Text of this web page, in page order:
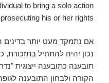
to bring a solo action
prosecuting his or her rights."
אם נתמקד מעט יותר בדינים
נכון יהיה להתחיל בתזכורת,
תובענה כתובענה ייצוגית
הקורה ולבחון התובענה